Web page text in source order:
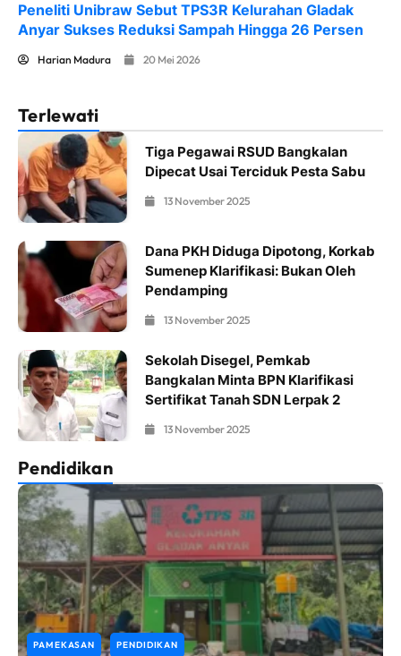
Peneliti Unibraw Sebut TPS3R Kelurahan Gladak
Anyar Sukses Reduksi Sampah Hingga 26 Persen
Harian Madura 20 Mei 2026
Terlewati
Tiga Pegawai RSUD Bangkalan
Dipecat Usai Terciduk Pesta Sabu
13 November 2025
Dana PKH Diduga Dipotong, Korkab
Sumenep Klarifikasi: Bukan Oleh
Pendamping
13 November 2025
Sekolah Disegel, Pemkab
Bangkalan Minta BPN Klarifikasi
Sertifikat Tanah SDN Lerpak 2
13 November 2025
Pendidikan
PAMEKASAN PENDIDIKAN